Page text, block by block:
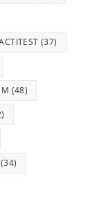
(37)
(48)
(34)